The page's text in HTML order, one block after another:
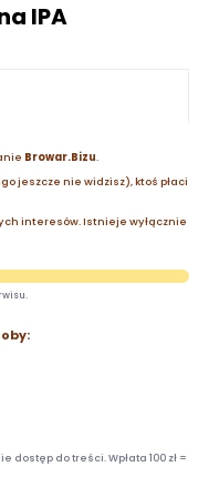
IPA
Browar.Bizu.
jeszcze nie widzisz), ktoś płaci
interesów. Istnieje wyłącznie
dostęp do treści. Wpłata 100 zł =